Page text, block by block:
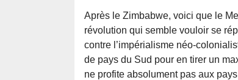
Après le Zimbabwe, voici que le
révolution qui semble vouloir se
contre l’impérialisme néo-
de pays du Sud pour en tirer un
ne profite absolument pas aux